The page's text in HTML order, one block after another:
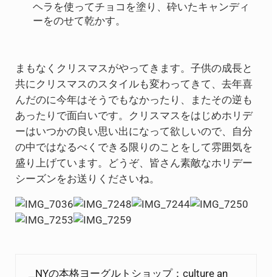
ヘラを使ってチョコを塗り、砕いたキャンディ
ーをのせて乾かす。
まもなくクリスマスがやってきます。子供の成長と
共にクリスマスのスタイルも変わってきて、去年喜
んだのに今年はそうでもなかったり、またその逆も
あったりで面白いです。クリスマスをはじめホリデ
ーはいつかの良い思い出になって欲しいので、自分
の中ではなるべくできる限りのことをして雰囲気を
盛り上げています。どうぞ、皆さん素敵なホリデー
シーズンをお送りくださいね。
NYの本格ヨーグルトショップ：culture an